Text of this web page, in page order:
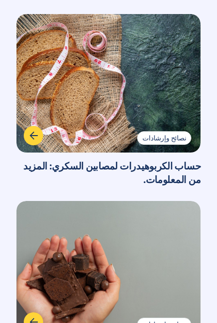
نصائح وإرشادات
حساب الكربوهيدرات لمصابين السكري: المزيد
من المعلومات.